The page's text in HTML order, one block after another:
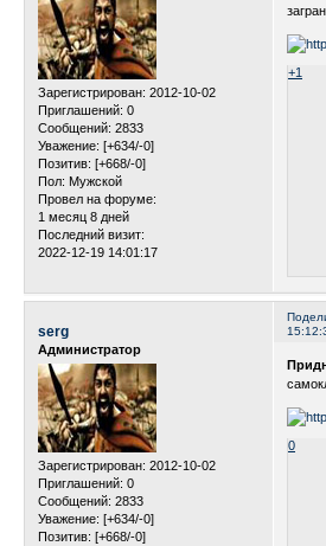
Зарегистрирован: 2012-10-02
Приглашений: 0
Сообщений: 2833
Уважение: [+634/-0]
Позитив: [+668/-0]
Пол: Мужской
Провел на форуме:
1 месяц 8 дней
Последний визит:
2022-12-19 14:01:17
+1
serg
Администратор
Зарегистрирован: 2012-10-02
Приглашений: 0
Сообщений: 2833
Уважение: [+634/-0]
Позитив: [+668/-0]
0